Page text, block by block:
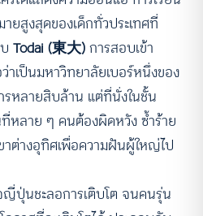
ยสูงสุดของเด็กทั่วประเทศที่
Todai (東大)การสอบเข้า
าเป็นมหาวิทยาลัยเบอร์หนึ่งของ
รหลายสิบล้าน แต่ที่นั่งในชั้น
หลาย ๆ คนต้องผิดหวัง ซ้ำร้าย
าต่างอุทิศเพื่อความฝันผู้ใหญ่ไป
ปุ่นชะลอการเติบโต จนคนรุ่น